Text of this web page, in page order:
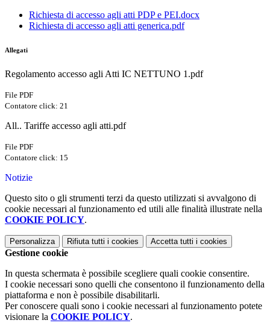
Richiesta di accesso agli atti PDP e PEI.docx
Richiesta di accesso agli atti generica.pdf
Allegati
Regolamento accesso agli Atti IC NETTUNO 1.pdf
File PDF
Contatore click: 21
All.. Tariffe accesso agli atti.pdf
File PDF
Contatore click: 15
Notizie
Questo sito o gli strumenti terzi da questo utilizzati si avvalgono di
cookie necessari al funzionamento ed utili alle finalità illustrate nella
COOKIE POLICY.
Personalizza Rifiuta tutti i cookies Accetta tutti i cookies
Gestione cookie
In questa schermata è possibile scegliere quali cookie consentire.
I cookie necessari sono quelli che consentono il funzionamento della
piattaforma e non è possibile disabilitarli.
Per conoscere quali sono i cookie necessari al funzionamento potete
visionare la COOKIE POLICY.